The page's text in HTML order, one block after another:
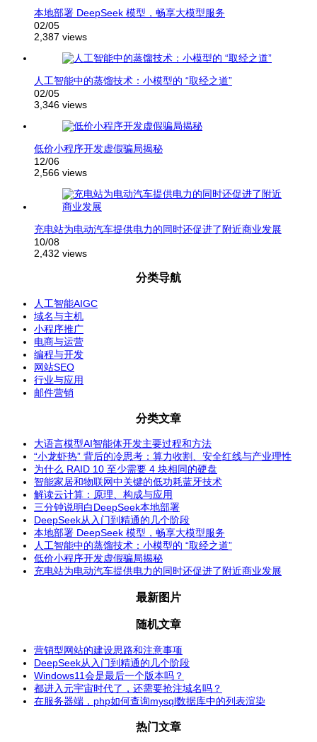
本地部署 DeepSeek 模型，畅享大模型服务
02/05
2,387 views
人工智能中的蒸馏技术：小模型的 “取经之道”
02/05
3,346 views
低价小程序开发虚假骗局揭秘
12/06
2,566 views
充电站为电动汽车提供电力的同时还促进了附近商业发展
10/08
2,432 views
分类导航
人工智能AIGC
域名与主机
小程序推广
电商与运营
编程与开发
网站SEO
行业与应用
邮件营销
分类文章
大语言模型AI智能体开发主要过程和方法
“小龙虾热” 背后的冷思考：算力收割、安全红线与产业理性
为什么 RAID 10 至少需要 4 块相同的硬盘
智能家居和物联网中关键的低功耗蓝牙技术
解读云计算：原理、构成与应用
三分钟说明白DeepSeek本地部署
DeepSeek从入门到精通的几个阶段
本地部署 DeepSeek 模型，畅享大模型服务
人工智能中的蒸馏技术：小模型的 “取经之道”
低价小程序开发虚假骗局揭秘
充电站为电动汽车提供电力的同时还促进了附近商业发展
最新图片
随机文章
营销型网站的建设思路和注意事项
DeepSeek从入门到精通的几个阶段
Windows11会是最后一个版本吗？
都进入元宇宙时代了，还需要抢注域名吗？
在服务器端，php如何查询mysql数据库中的列表渲染
热门文章